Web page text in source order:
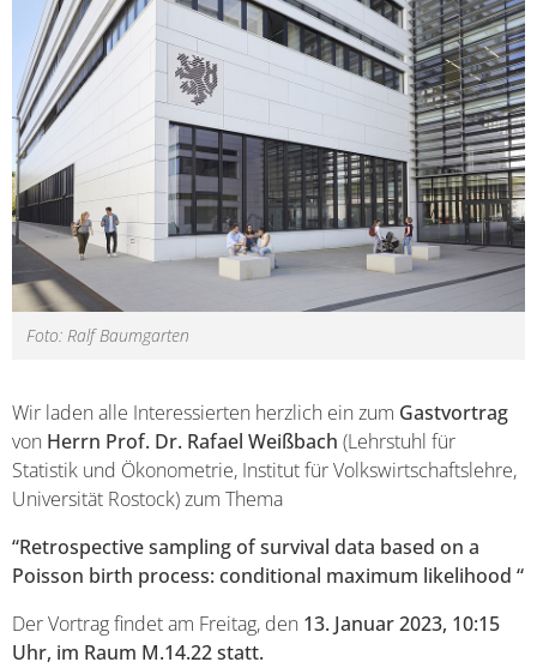
Foto: Ralf Baumgarten
Wir laden alle Interessierten herzlich ein zum Gastvortrag
von Herrn Prof. Dr. Rafael Weißbach (Lehrstuhl für
Statistik und Ökonometrie, Institut für Volkswirtschaftslehre,
Universität Rostock) zum Thema
“Retrospective sampling of survival data based on a
Poisson birth process: conditional maximum likelihood “
Der Vortrag findet am Freitag, den 13. Januar 2023, 10:15
Uhr, im Raum M.14.22 statt.